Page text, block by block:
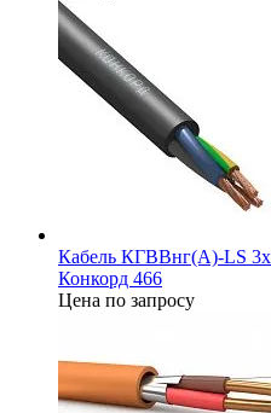
Кабель КГВВнг(А)-LS
Конкорд 466
Цена по запросу